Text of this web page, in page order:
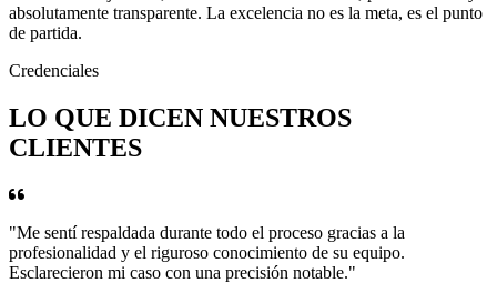
absolutamente transparente. La excelencia no es la meta, es el punto
de partida.
Credenciales
LO QUE DICEN NUESTROS
CLIENTES
"Me sentí respaldada durante todo el proceso gracias a la
profesionalidad y el riguroso conocimiento de su equipo.
Esclarecieron mi caso con una precisión notable."